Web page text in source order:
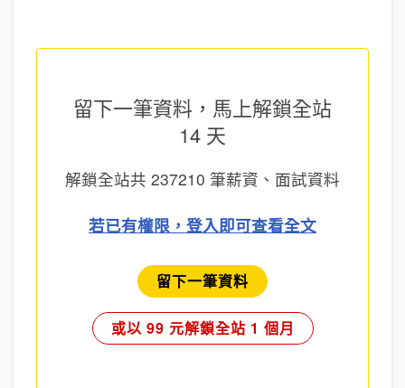
留下一筆資料，馬上解鎖全站
14 天
解鎖全站共 237210 筆薪資、面試資料
若已有權限，登入即可查看全文
留下一筆資料
或以 99 元解鎖全站 1 個月